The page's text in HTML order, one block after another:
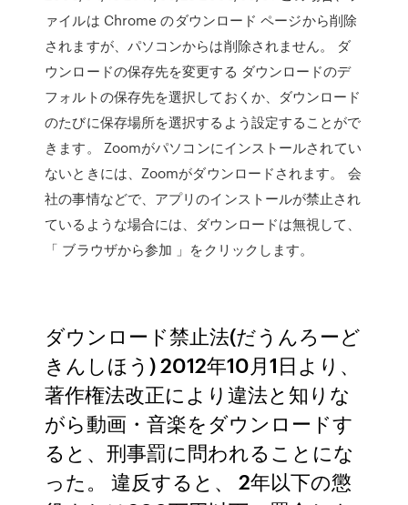
ァイルは Chrome のダウンロード ページから削除
されますが、パソコンからは削除されません。 ダ
ウンロードの保存先を変更する ダウンロードのデ
フォルトの保存先を選択しておくか、ダウンロード
のたびに保存場所を選択するよう設定することがで
きます。 Zoomがパソコンにインストールされてい
ないときには、Zoomがダウンロードされます。 会
社の事情などで、アプリのインストールが禁止され
ているような場合には、ダウンロードは無視して、
「 ブラウザから参加 」をクリックします。
ダウンロード禁止法(だうんろーど
きんしほう) 2012年10月1日より、
著作権法改正により違法と知りな
がら動画・音楽をダウンロードす
ると、刑事罰に問われることにな
った。 違反すると、 2年以下の懲